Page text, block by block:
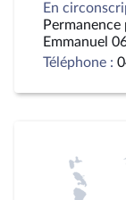
En
Emmanuel
Téléphone :